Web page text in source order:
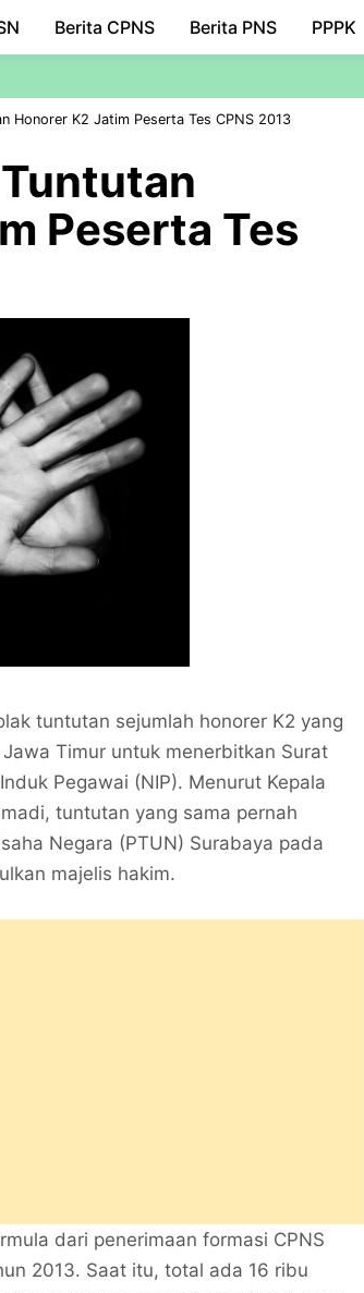
Skip to main content
Berita CPNS Berita PNS PPPK
Honorer K2 Jatim Peserta Tes CPNS 2013
Peserta Tes
tuntutan sejumlah honorer K2 yang
Timur untuk menerbitkan Surat
Pegawai (NIP). Menurut Kepala
tuntutan yang sama pernah
Negara (PTUN) Surabaya pada
majelis hakim.
dari penerimaan formasi CPNS
2013. Saat itu, total ada 16 ribu